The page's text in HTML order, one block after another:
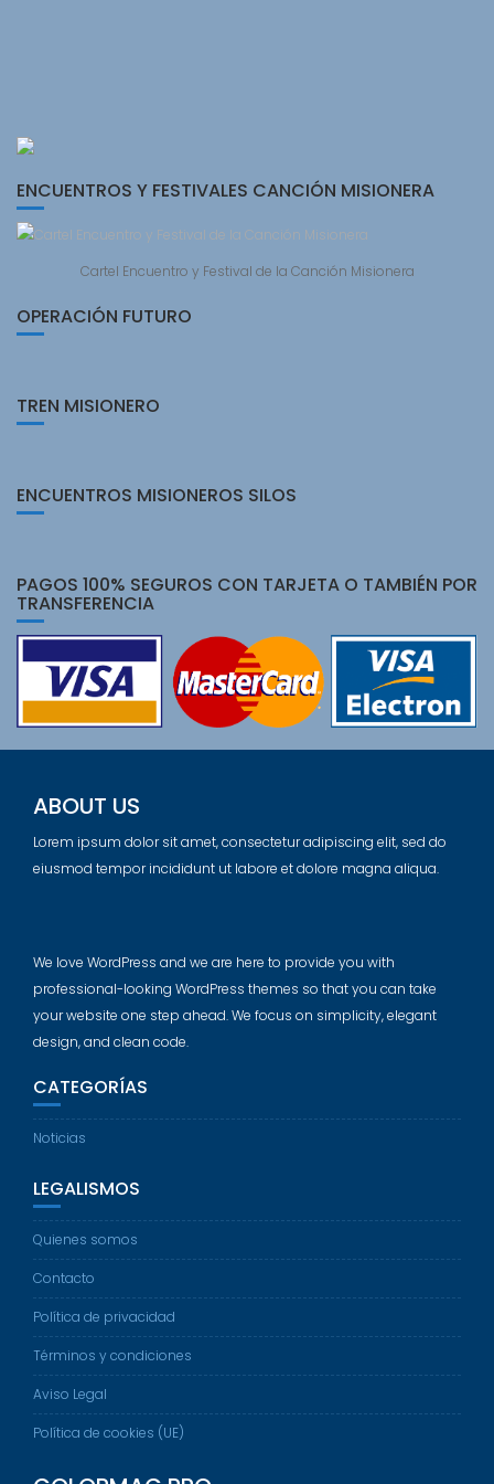
ENCUENTROS Y FESTIVALES CANCIÓN MISIONERA
Cartel Encuentro y Festival de la Canción Misionera
OPERACIÓN FUTURO
TREN MISIONERO
ENCUENTROS MISIONEROS SILOS
PAGOS 100% SEGUROS CON TARJETA O TAMBIÉN POR
TRANSFERENCIA
ABOUT US
Lorem ipsum dolor sit amet, consectetur adipiscing elit, sed do
eiusmod tempor incididunt ut labore et dolore magna aliqua.
We love WordPress and we are here to provide you with
professional-looking WordPress themes so that you can take
your website one step ahead. We focus on simplicity, elegant
design, and clean code.
CATEGORÍAS
Noticias
LEGALISMOS
Quienes somos
Contacto
Política de privacidad
Términos y condiciones
Aviso Legal
Política de cookies (UE)